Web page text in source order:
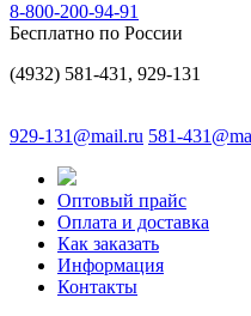
8-800-200-94-91
Бесплатно по России
(4932) 581-431, 929-131
929-131@mail.ru 581-
Оптовый прайс
Оплата и доставка
Как заказать
Информация
Контакты